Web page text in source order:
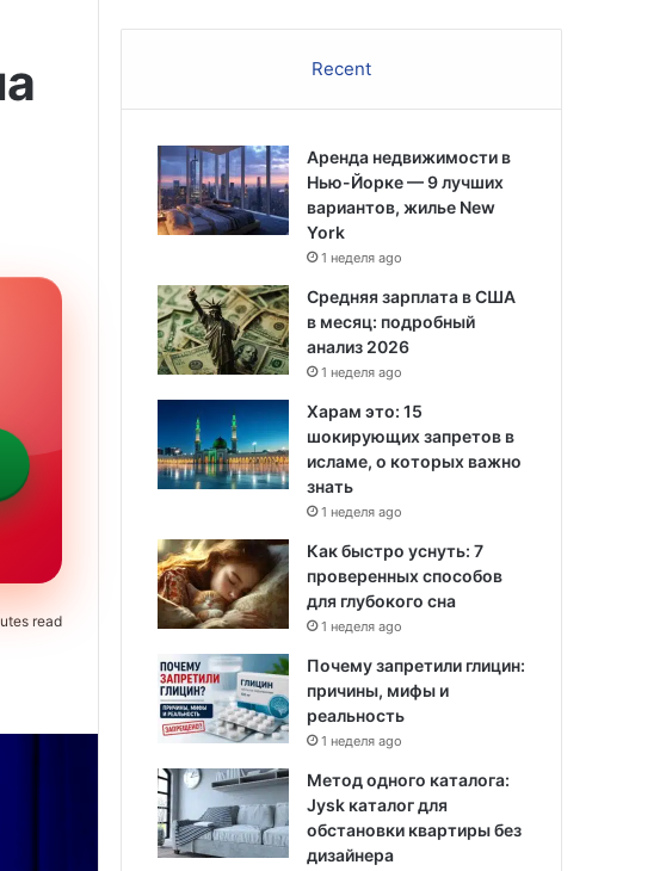
read
Recent
Аренда недвижимости в
Нью-Йорке — 9 лучших
вариантов, жилье New
York
1 неделя ago
Средняя зарплата в США
в месяц: подробный
анализ 2026
1 неделя ago
Харам это: 15
шокирующих запретов в
исламе, о которых важно
знать
1 неделя ago
Как быстро уснуть: 7
проверенных способов
для глубокого сна
1 неделя ago
Почему запретили глицин:
причины, мифы и
реальность
1 неделя ago
Метод одного каталога:
Jysk каталог для
обстановки квартиры без
дизайнера